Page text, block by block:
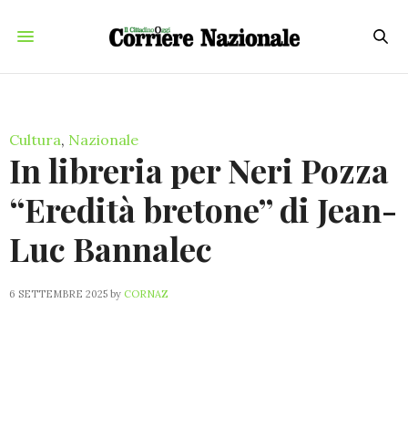
Cultura, Nazionale
In libreria per Neri Pozza
“Eredità bretone” di Jean-
Luc Bannalec
6 SETTEMBRE 2025 by CORNAZ